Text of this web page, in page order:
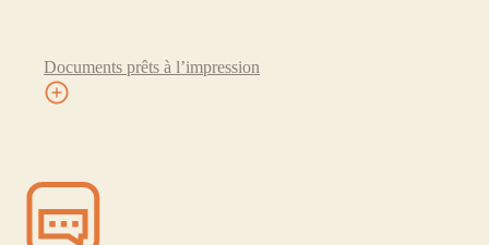
Documents prêts à l’impression